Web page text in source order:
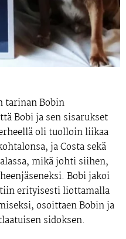
tarinan Bobin
Bobi ja sen sisarukset
oli tuolloin liikaa
ja Costa sekä
mikä johti siihen,
Bobi jakoi
erityisesti liottamalla
osoittaen Bobin ja
sidoksen.